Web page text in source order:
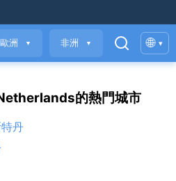
歐洲 ▼ 非洲 ▼ 🌐 ▾
的熱門城市
丹